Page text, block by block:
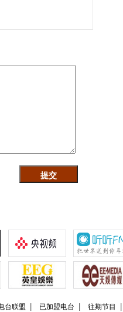
台联盟 已加盟电台 往期节目